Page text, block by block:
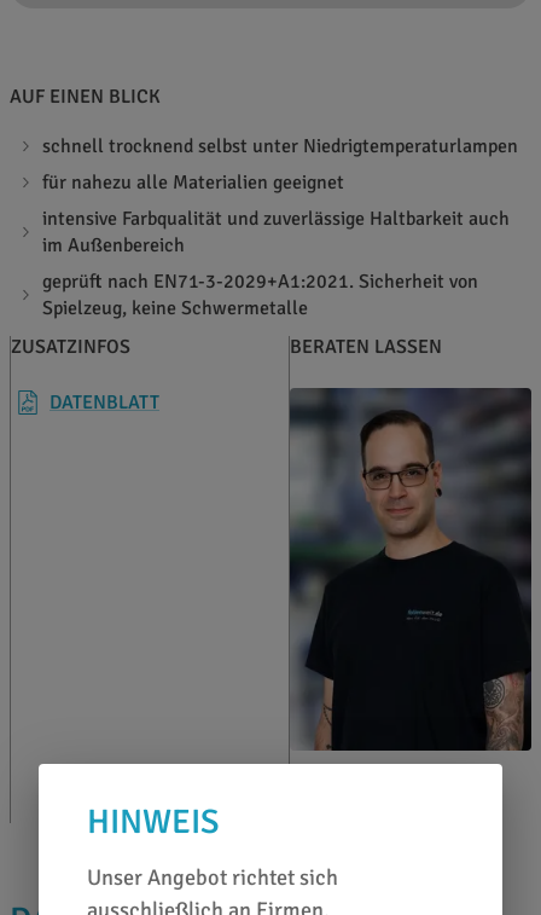
AUF EINEN BLICK
schnell trocknend selbst unter Niedrigtemperaturlampen
für nahezu alle Materialien geeignet
intensive Farbqualität und zuverlässige Haltbarkeit auch
im Außenbereich
geprüft nach EN71-3-2029+A1:2021. Sicherheit von
Spielzeug, keine Schwermetalle
ZUSATZINFOS
DATENBLATT
BERATEN LASSEN
HINWEIS
Unser Angebot richtet sich
ausschließlich an Firmen,